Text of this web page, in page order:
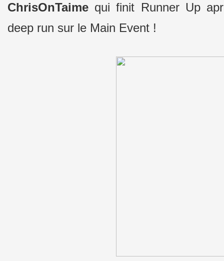
ChrisOnTaime qui finit Runner Up
deep run sur le Main Event !